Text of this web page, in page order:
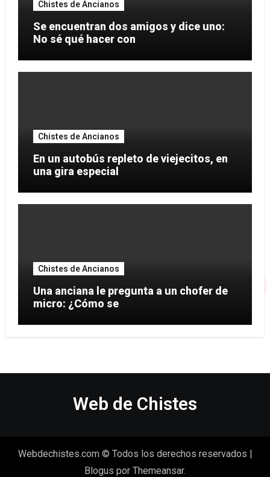
Chistes de Ancianos
Se encuentran dos amigos y dice uno:
No sé qué hacer con
Chistes de Ancianos
En un autobús repleto de viejecitos, en
una gira especial
Chistes de Ancianos
Una anciana le pregunta a un chofer de
micro: ¿Cómo se
Web de Chistes
Webdechistes.com © Todos los derechos reservados
Blogus por Themeansar.